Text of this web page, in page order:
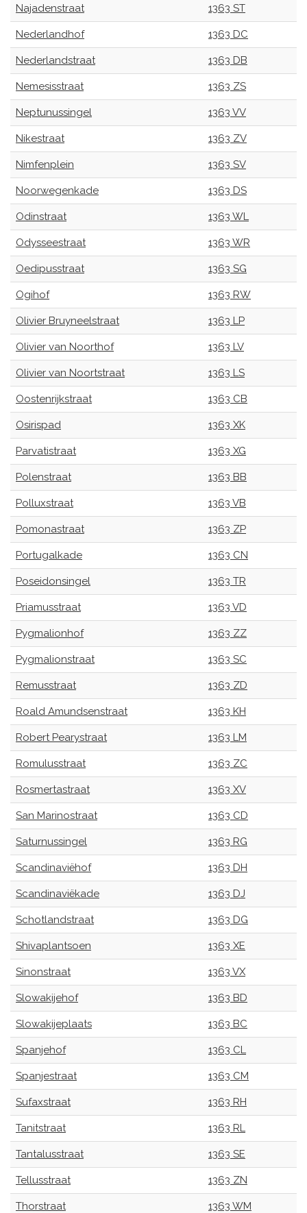
Najadenstraat 1363 ST
Nederlandhof 1363 DC
Nederlandstraat 1363 DB
Nemesisstraat 1363 ZS
Neptunussingel 1363 VV
Nikestraat 1363 ZV
Nimfenplein 1363 SV
Noorwegenkade 1363 DS
Odinstraat 1363 WL
Odysseestraat 1363 WR
Oedipusstraat 1363 SG
Ogihof 1363 RW
Olivier Bruyneelstraat 1363 LP
Olivier van Noorthof 1363 LV
Olivier van Noortstraat 1363 LS
Oostenrijkstraat 1363 CB
Osirispad 1363 XK
Parvatistraat 1363 XG
Polenstraat 1363 BB
Polluxstraat 1363 VB
Pomonastraat 1363 ZP
Portugalkade 1363 CN
Poseidonsingel 1363 TR
Priamusstraat 1363 VD
Pygmalionhof 1363 ZZ
Pygmalionstraat 1363 SC
Remusstraat 1363 ZD
Roald Amundsenstraat 1363 KH
Robert Pearystraat 1363 LM
Romulusstraat 1363 ZC
Rosmertastraat 1363 XV
San Marinostraat 1363 CD
Saturnussingel 1363 RG
Scandinaviëhof 1363 DH
Scandinaviëkade 1363 DJ
Schotlandstraat 1363 DG
Shivaplantsoen 1363 XE
Sinonstraat 1363 VX
Slowakijehof 1363 BD
Slowakijeplaats 1363 BC
Spanjehof 1363 CL
Spanjestraat 1363 CM
Sufaxstraat 1363 RH
Tanitstraat 1363 RL
Tantalusstraat 1363 SE
Tellusstraat 1363 ZN
Thorstraat 1363 WM